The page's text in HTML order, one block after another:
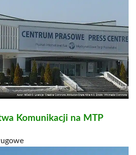
Komunikacji na MTP